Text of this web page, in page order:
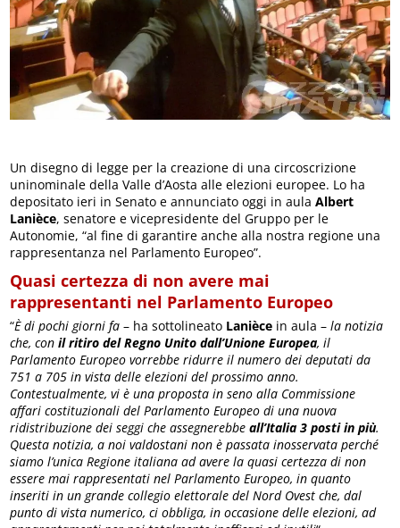
Un disegno di legge per la creazione di una circoscrizione
uninominale della Valle d’Aosta alle elezioni europee. Lo ha
depositato ieri in Senato e annunciato oggi in aulaAlbert
Lanièce, senatore e vicepresidente del Gruppo per le
Autonomie, “al fine di garantire anche alla nostra regione una
rappresentanza nel Parlamento Europeo”.
Quasi certezza di non avere mai
rappresentanti nel Parlamento Europeo
“È di pochi giorni fa – ha sottolineato Lanièce in aula –la notizia
che, con il ritiro del Regno Unito dall’Unione Europea, il
Parlamento Europeo vorrebbe ridurre il numero dei deputati da
751 a 705 in vista delle elezioni del prossimo anno.
Contestualmente, vi è una proposta in seno alla Commissione
affari costituzionali del Parlamento Europeo di una nuova
ridistribuzione dei seggi che assegnerebbe all’Italia 3 posti in più.
Questa notizia, a noi valdostani non è passata inosservata perché
siamo l’unica Regione italiana ad avere la quasi certezza di non
essere mai rappresentati nel Parlamento Europeo, in quanto
inseriti in un grande collegio elettorale del Nord Ovest che, dal
punto di vista numerico, ci obbliga, in occasione delle elezioni, ad